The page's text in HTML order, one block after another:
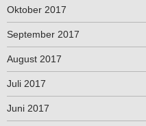
Oktober 2017
September 2017
August 2017
Juli 2017
Juni 2017